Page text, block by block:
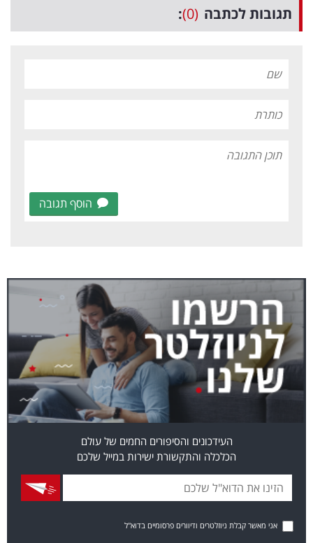
תגובות לכתבה (0)
:
הוסף תגובה
העידכונים והסיפורים החמים של עולם
הכלכלה והתקשורת ישירות במייל שלכם
אני מאשר קבלת ניוזלטרים ודיוורים פרסומיים בדוא"ל